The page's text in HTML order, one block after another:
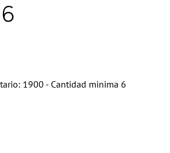
1900 - Cantidad minima 6